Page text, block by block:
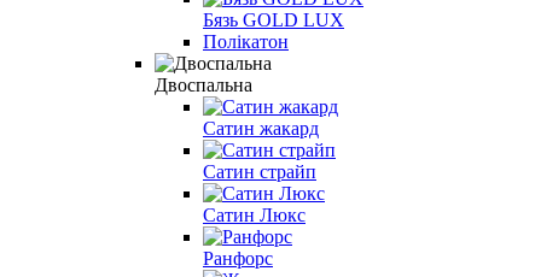
Бязь GOLD LUX
Полікатон
Двоспальна
Сатин жакард
Сатин страйп
Сатин Люкс
Ранфорс